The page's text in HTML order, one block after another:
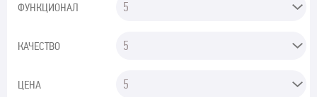
ФУНКЦИОНАЛ
КАЧЕСТВО
ЦЕНА